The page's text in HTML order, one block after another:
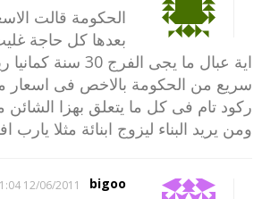
الحكومة قالت
بعدها كل حاجة
اية عبال ما يجى
سريع من الحكومة بالاخص فى اسعار
ركود تام فى كل ما يتعلق بهزا
ومن يريد البناء ليزوج ابنائة مثلا
bigoo
12/06/2011 01:04